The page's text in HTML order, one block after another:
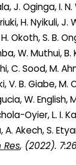
J. Oginga, I.
H. Nyikuli, J.
Okoth, S. B.
W. Muthui, B.
C. Sood, M.
V. B. Giabe, M.
W. English,
Oyier, L. I.
Akech, S.
, (2022).